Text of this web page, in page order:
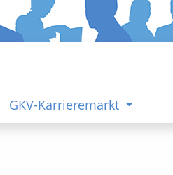
GKV-Karrieremarkt